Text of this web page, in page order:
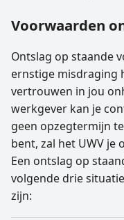
Voorwaarden
Ontslag op staande
ernstige misdraging
vertrouwen in jou
werkgever kan je
geen opzegtermijn
bent, zal het UWV
Een ontslag op
volgende drie
zijn: